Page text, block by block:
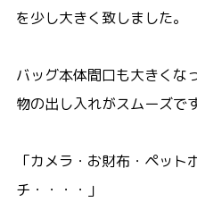
を少し大きく致しました。
バッグ本体間口も大きくな
物の出し入れがスムーズで
「カメラ・お財布・ペット
チ・・・・」